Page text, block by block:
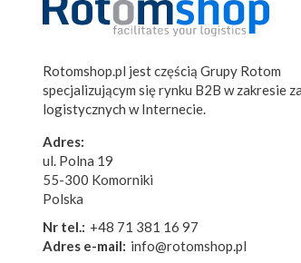
Rotomshop.pl jest częścią Grupy Rotom
specjalizującym się rynku B2B w zakresie
logistycznych w Internecie.
Adres:
ul. Polna 19
55-300 Komorniki
Polska
Nr tel.: +48 71 381 16 97
Adres e-mail: info@rotomshop.pl